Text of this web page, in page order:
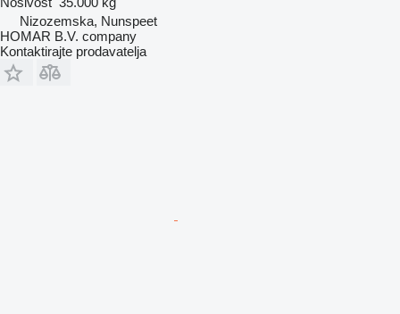
Nizozemska, Nunspeet
HOMAR B.V. company
Kontaktirajte prodavatelja